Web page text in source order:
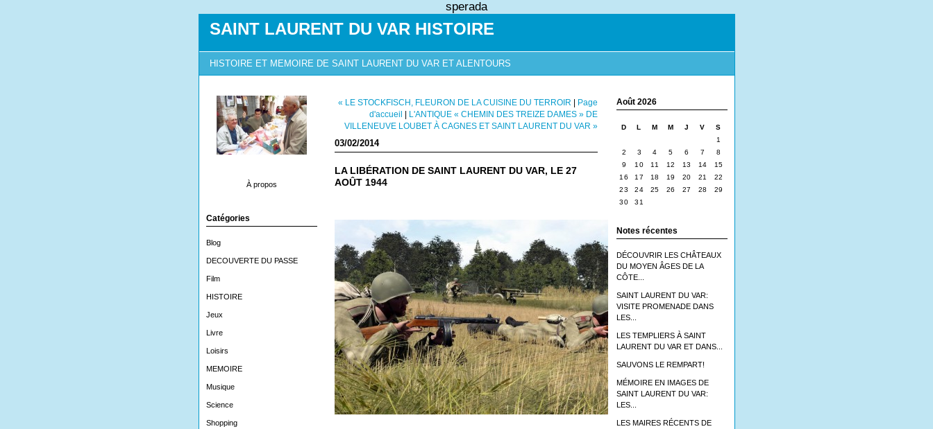
sperada
SAINT LAURENT DU VAR HISTOIRE
HISTOIRE ET MEMOIRE DE SAINT LAURENT DU VAR ET ALENTOURS
À propos
Catégories
Blog
DECOUVERTE DU PASSE
Film
HISTOIRE
Jeux
Livre
Loisirs
MEMOIRE
Musique
Science
Shopping
Août 2026
D L M M J V
S
1
2
3 4 5 6 7
8
9
10 11 12 13 14
15
16
17 18 19 20 21
22
23
24 25 26 27 28
29
30
31
Notes récentes
DÉCOUVRIR LES CHÂTEAUX
DU MOYEN ÂGES DE LA
CÔTE...
SAINT LAURENT DU VAR:
VISITE PROMENADE DANS
LES...
LES TEMPLIERS À SAINT
LAURENT DU VAR ET DANS...
SAUVONS LE REMPART!
MÉMOIRE EN IMAGES DE
SAINT LAURENT DU VAR:
LES...
LES MAIRES RÉCENTS DE
« LE STOCKFISCH, FLEURON DE LA CUISINE DU TERROIR | Page
d'accueil | L'ANTIQUE « CHEMIN DES TREIZE DAMES » DE
VILLENEUVE LOUBET À CAGNES ET SAINT LAURENT DU VAR »
03/02/2014
LA LIBÉRATION DE SAINT LAURENT DU VAR, LE 27
AOÛT 1944